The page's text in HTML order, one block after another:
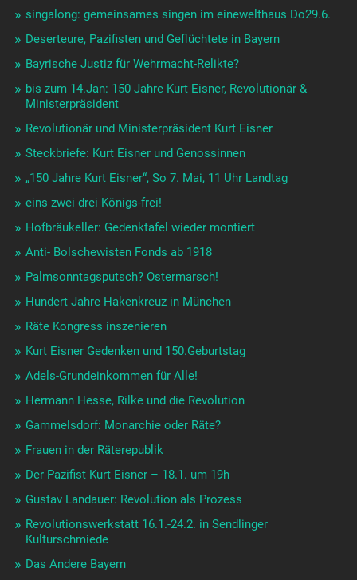
singalong: gemeinsames singen im einewelthaus Do29.6.
Deserteure, Pazifisten und Geflüchtete in Bayern
Bayrische Justiz für Wehrmacht-Relikte?
bis zum 14.Jan: 150 Jahre Kurt Eisner, Revolutionär &
Ministerpräsident
Revolutionär und Ministerpräsident Kurt Eisner
Steckbriefe: Kurt Eisner und Genossinnen
„150 Jahre Kurt Eisner“, So 7. Mai, 11 Uhr Landtag
eins zwei drei Königs-frei!
Hofbräukeller: Gedenktafel wieder montiert
Anti- Bolschewisten Fonds ab 1918
Palmsonntagsputsch? Ostermarsch!
Hundert Jahre Hakenkreuz in München
Räte Kongress inszenieren
Kurt Eisner Gedenken und 150.Geburtstag
Adels-Grundeinkommen für Alle!
Hermann Hesse, Rilke und die Revolution
Gammelsdorf: Monarchie oder Räte?
Frauen in der Räterepublik
Der Pazifist Kurt Eisner – 18.1. um 19h
Gustav Landauer: Revolution als Prozess
Revolutionswerkstatt 16.1.-24.2. in Sendlinger
Kulturschmiede
Das Andere Bayern